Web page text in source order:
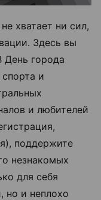
хватает ни сил,
Здесь вы
День города
и
и любителей
поддержите
незнакомых
для себя
но и неплохо